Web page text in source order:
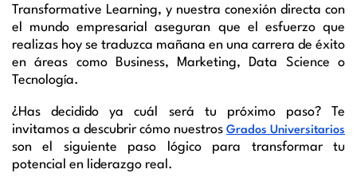
Transformative Learning, y nuestra conexión directa con
el mundo empresarial aseguran que el esfuerzo que
realizas hoy se traduzca mañana en una carrera de éxito
en áreas como Business, Marketing, Data Science o
Tecnología.
¿Has decidido ya cuál será tu próximo paso? Te
invitamos a descubrir cómo nuestros Grados Universitarios
son el siguiente paso lógico para transformar tu
potencial en liderazgo real.